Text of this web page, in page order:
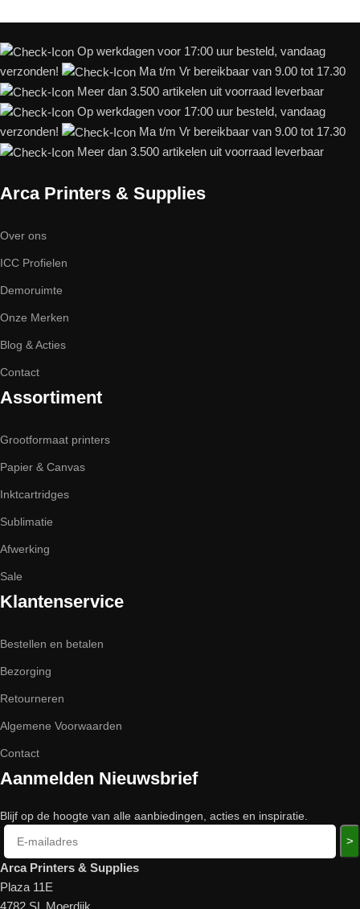
Op werkdagen voor 17:00 uur besteld, vandaag
verzonden!
Ma t/m Vr bereikbaar van 9.00 tot 17.30
Meer dan 3.500 artikelen uit voorraad leverbaar
Op werkdagen voor 17:00 uur besteld, vandaag
verzonden!
Ma t/m Vr bereikbaar van 9.00 tot 17.30
Meer dan 3.500 artikelen uit voorraad leverbaar
Arca Printers & Supplies
Over ons
ICC Profielen
Demoruimte
Onze Merken
Blog & Acties
Contact
Assortiment
Grootformaat printers
Papier & Canvas
Inktcartridges
Sublimatie
Afwerking
Sale
Klantenservice
Bestellen en betalen
Bezorging
Retourneren
Algemene Voorwaarden
Contact
Aanmelden Nieuwsbrief
Blijf op de hoogte van alle aanbiedingen, acties en inspiratie.
>
Arca Printers & Supplies
Plaza 11E